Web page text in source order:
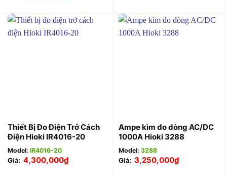
Thiết Bị Đo Điện Trở Cách
Điện Hioki IR4016-20
Model: IR4016-20
Giá: 4,300,000₫
Ampe kìm đo dòng AC/DC
1000A Hioki 3288
Model: 3288
Giá: 3,250,000₫